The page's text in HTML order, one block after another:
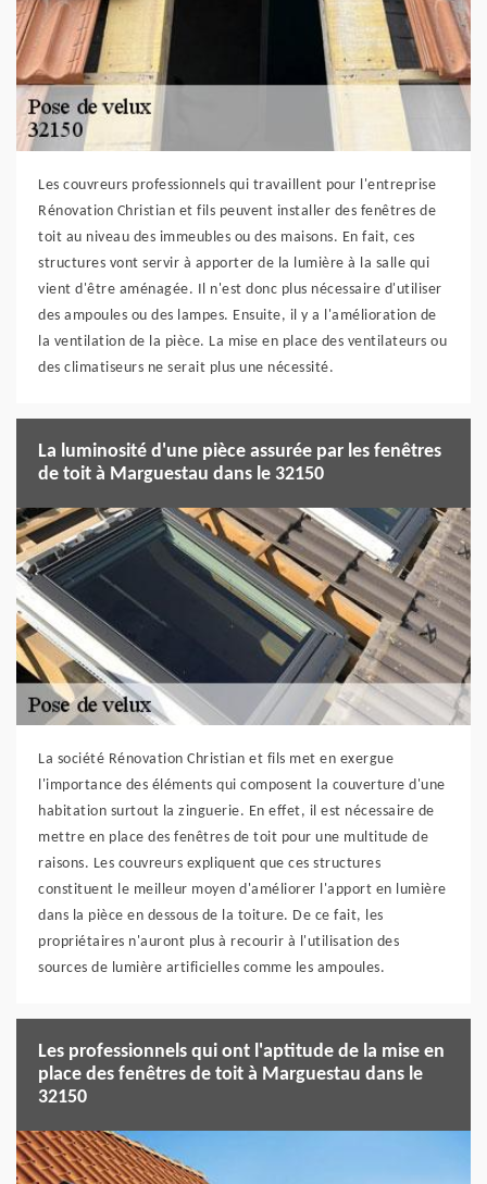
Les couvreurs professionnels qui travaillent pour l'entreprise
Rénovation Christian et fils peuvent installer des fenêtres de
toit au niveau des immeubles ou des maisons. En fait, ces
structures vont servir à apporter de la lumière à la salle qui
vient d'être aménagée. Il n'est donc plus nécessaire d'utiliser
des ampoules ou des lampes. Ensuite, il y a l'amélioration de
la ventilation de la pièce. La mise en place des ventilateurs ou
des climatiseurs ne serait plus une nécessité.
La luminosité d'une pièce assurée par les fenêtres
de toit à Marguestau dans le 32150
La société Rénovation Christian et fils met en exergue
l'importance des éléments qui composent la couverture d'une
habitation surtout la zinguerie. En effet, il est nécessaire de
mettre en place des fenêtres de toit pour une multitude de
raisons. Les couvreurs expliquent que ces structures
constituent le meilleur moyen d'améliorer l'apport en lumière
dans la pièce en dessous de la toiture. De ce fait, les
propriétaires n'auront plus à recourir à l'utilisation des
sources de lumière artificielles comme les ampoules.
Les professionnels qui ont l'aptitude de la mise en
place des fenêtres de toit à Marguestau dans le
32150